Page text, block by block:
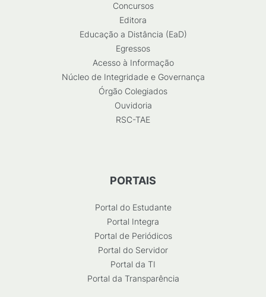
Concursos
Editora
Educação a Distância (EaD)
Egressos
Acesso à Informação
Núcleo de Integridade e Governança
Órgão Colegiados
Ouvidoria
RSC-TAE
PORTAIS
Portal do Estudante
Portal Integra
Portal de Periódicos
Portal do Servidor
Portal da TI
Portal da Transparência